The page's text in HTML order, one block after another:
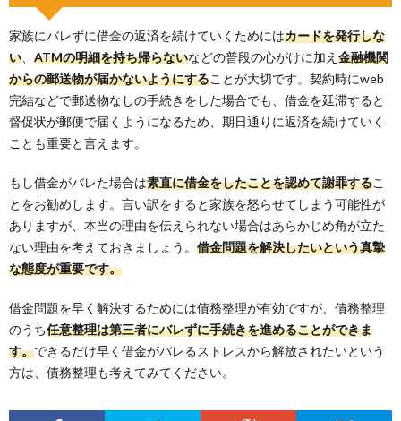
家族にバレずに借金の返済を続けていくためにはカードを発行しな
い
ATMの明細を持ち帰らないなどの普段の心がけに加え 金融機関
からの郵送物が届かないようにすることが大切です。契約時にweb
完結などで郵送物なしの手続きをした場合でも、借金を延滞すると
督促状が郵便で届くようになるため、期日通りに返済を続けていく
ことも重要と言えます。
もし借金がバレた場合は素直に借金をしたことを認めて謝罪するこ
とをお勧めします。言い訳をすると家族を怒らせてしまう可能性が
ありますが、本当の理由を伝えられない場合はあらかじめ角が立た
ない理由を考えておきましょう。 借金問題を解決したいという真摯
な態度が重要です。
借金問題を早く解決するためには債務整理が有効ですが、債務整理
のうち任意整理は第三者にバレずに手続きを進めることができま
す。できるだけ早く借金がバレるストレスから解放されたいという
方は、債務整理も考えてみてください。